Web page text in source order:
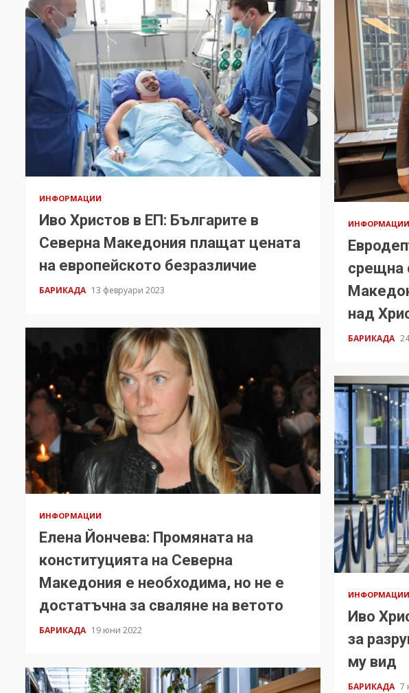
ИНФОРМАЦИИ
Иво Христов в ЕП: Българите в
Северна Македония плащат цената
на европейското безразличие
БАРИКАДА 13 февруари 2023
ИНФОРМАЦИИ
срещна
над
БАРИКАДА
ИНФОРМАЦИИ
Елена Йончева: Промяната на
конституцията на Северна
Македония е необходима, но не е
достатъчна за сваляне на ветото
БАРИКАДА 19 юни 2022
ИНФОРМАЦИИ
Иво
за
му вид
БАРИКАДА 7